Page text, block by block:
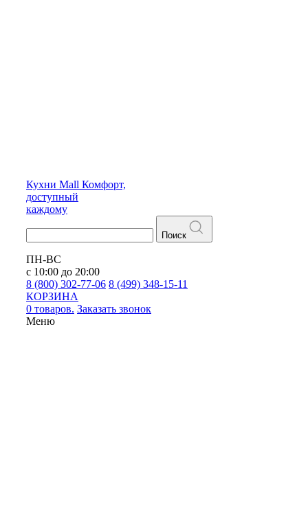
Кухни Mall Комфорт,
доступный
каждому
Поиск
ПН-ВС
с 10:00 до 20:00
8 (800) 302-77-06 8 (499) 348-15-11
КОРЗИНА
0 товаров. Заказать звонок
Меню